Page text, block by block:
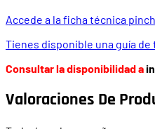
Accede a la ficha técnica
Tienes disponible una guía de
Consultar la disponibilidad a
Valoraciones De